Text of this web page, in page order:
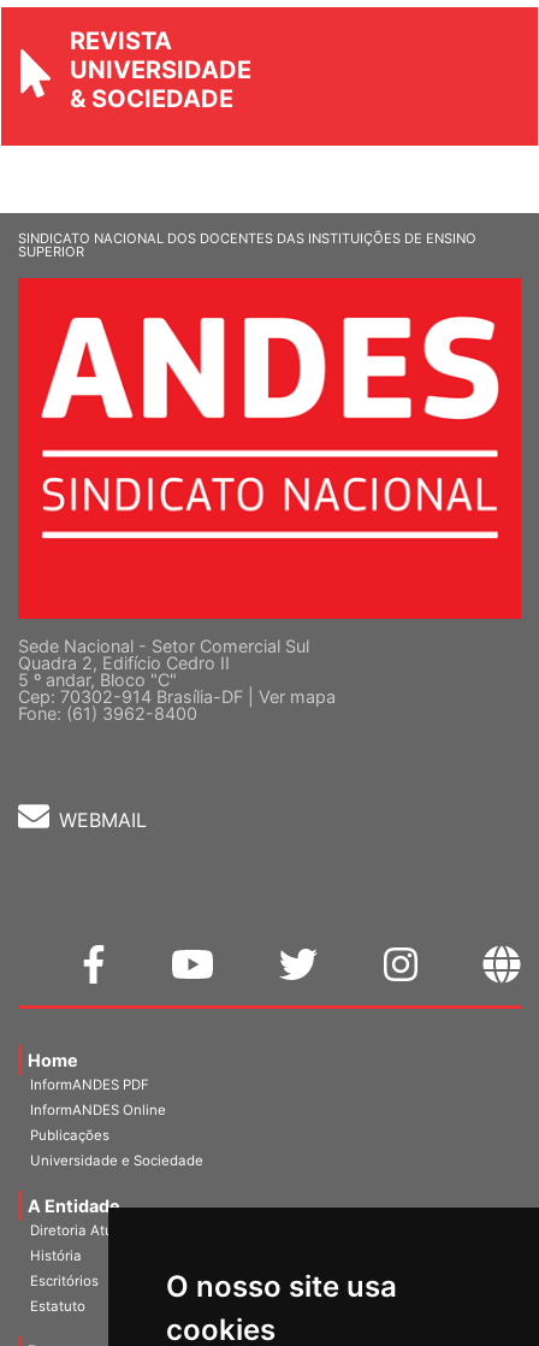
O nosso site usa
cookies
REVISTA
UNIVERSIDADE
& SOCIEDADE
SINDICATO NACIONAL DOS DOCENTES DAS INSTITUIÇÕES DE ENSINO
SUPERIOR
Sede Nacional - Setor Comercial Sul
Quadra 2, Edifício Cedro II
5 º andar, Bloco "C"
Cep: 70302-914 Brasília-DF | Ver mapa
Fone: (61) 3962-8400
WEBMAIL
Home
InformANDES PDF
InformANDES Online
Publicações
Universidade e Sociedade
A Entidade
Diretoria Atual
História
Escritórios
Estatuto